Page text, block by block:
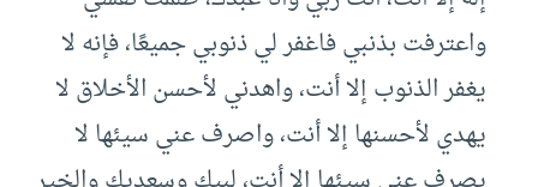
واعترفت بذنبي فاغفر لي ذنوبي جميعًا، فإنه لا
يغفر الذنوب إلا أنت، واهدني لأحسن الأخلاق لا
يهدي لأحسنها إلا أنت، واصرف عني سيئها لا